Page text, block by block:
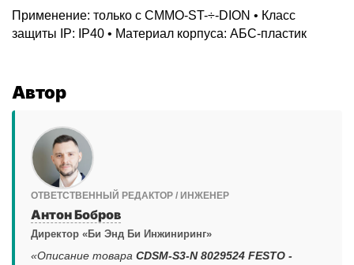
Применение: только с CMMO-ST-÷-DION • Класс
защиты IP: IP40 • Материал корпуса: АБС-пластик
Автор
ОТВЕТСТВЕННЫЙ РЕДАКТОР / ИНЖЕНЕР
Антон Бобров
Директор «Би Энд Би Инжиниринг»
«Описание товара CDSM-S3-N 8029524 FESTO -